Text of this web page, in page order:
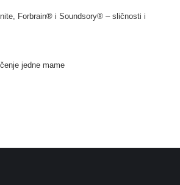
Forbrain® i Soundsory® – sličnosti i
jedne mame